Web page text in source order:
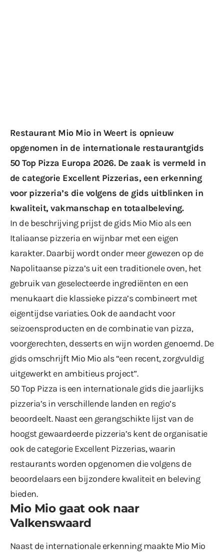
Restaurant Mio Mio in Weert is opnieuw
opgenomen in de internationale restaurantgids
50 Top Pizza Europa 2026. De zaak is vermeld in
de categorie Excellent Pizzerias, een erkenning
voor pizzeria’s die volgens de gids uitblinken in
kwaliteit, vakmanschap en totaalbeleving.
In de beschrijving prijst de gids Mio Mio als een
Italiaanse pizzeria en wijnbar met een eigen
karakter. Daarbij wordt onder meer gewezen op de
Napolitaanse pizza’s uit een traditionele oven, het
gebruik van geselecteerde ingrediënten en een
menukaart die klassieke pizza’s combineert met
eigentijdse variaties. Ook de aandacht voor
seizoensproducten en de combinatie van pizza,
voorgerechten, desserts en wijn worden genoemd. De
gids omschrijft Mio Mio als “een recent, zorgvuldig
uitgewerkt en ambitieus project”.
50 Top Pizza is een internationale gids die jaarlijks
pizzeria’s in verschillende landen en regio’s
beoordeelt. Naast een gerangschikte lijst van de
hoogst gewaardeerde pizzeria’s kent de organisatie
ook de categorie Excellent Pizzerias, waarin
restaurants worden opgenomen die volgens de
beoordelaars een bijzondere kwaliteit en beleving
bieden.
Mio Mio gaat ook naar
Valkenswaard
Naast de internationale erkenning maakte Mio Mio